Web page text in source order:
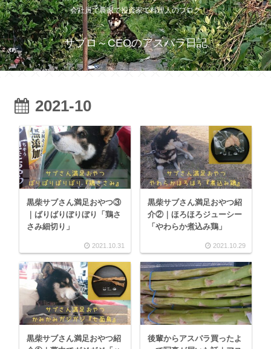
会社員で農家で投資家で料理人のブログ
サブロ～CEOのアスパラ日記
2021-10
黒柴サブさん満足おやつ③
｜ばりばりぼりぼり「鶏さ
さみ細切り」
2021.10.31
黒柴サブさん満足おやつ紹
介②｜ほろほろジューシー
「やわらか煮込み鶏」
2021.10.29
黒柴サブさん満足おやつ紹
後輩からアスパラ買ったよ